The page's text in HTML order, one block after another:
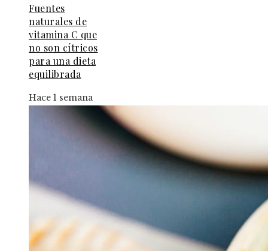
Fuentes
naturales de
vitamina C que
no son cítricos
para una dieta
equilibrada
Hace 1 semana